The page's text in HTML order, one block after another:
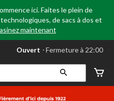
ici. Faites le plein de
de sacs à dos et
maintenant
votre
préféré
Leduc,
AB,
courament
Ouvert ⋅ Fermeture à 22:00